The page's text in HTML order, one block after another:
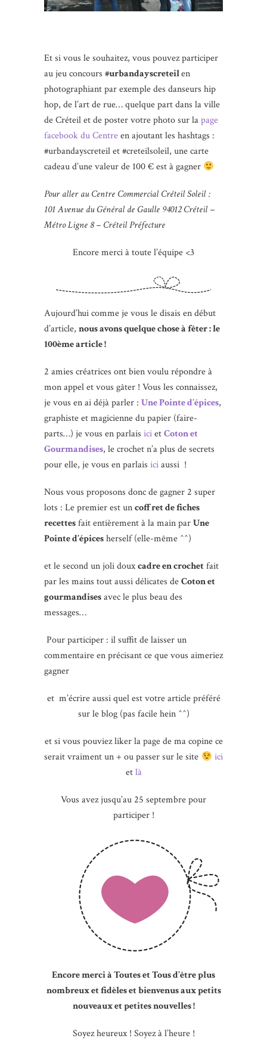
Et si vous le souhaitez, vous pouvez participer
au jeu concours #urbandayscreteilen
photographiant par exemple des danseurs hip
hop, de l’art de rue… quelque part dans la ville
de Créteil et de poster votre photo sur lapage
facebook du Centreen ajoutant les hashtags :
#urbandayscreteil et #creteilsoleil, une carte
cadeau d’une valeur de 100 € est à gagner
Pour aller au Centre Commercial Créteil Soleil :
101 Avenue du Général de Gaulle 94012 Créteil –
Métro Ligne 8 – Créteil Préfecture
Encore merci à toute l’équipe <3
Aujourd’hui comme je vous le disais en début
d’article, nous avons quelque chose à fêter : le
100ème article !
2 amies créatrices ont bien voulu répondre à
mon appel et vous gâter ! Vous les connaissez,
je vous en ai déjà parler : Une Pointe d’épices,
graphiste et magicienne du papier (faire-
parts…) je vous en parlais icietCoton et
Gourmandises, le crochet n’a plus de secrets
pour elle, je vous en parlais iciaussi !
Nous vous proposons donc de gagner 2 super
lots : Le premier est uncoffret de fiches
recettesfait entièrement à la main parUne
Pointe d’épicesherself (elle-même ^^)
et le second un joli douxcadre en crochetfait
par les mains tout aussi délicates deCoton et
gourmandisesavec le plus beau des
messages…
Pour participer : il suffit de laisser un
commentaire en précisant ce que vous aimeriez
gagner
et m’écrire aussi quel est votre article préféré
sur le blog (pas facile hein ^^)
et si vous pouviez liker la page de ma copine ce
serait vraiment un + ou passer sur le site
ici
etlà
Vous avez jusqu’au 25 septembre pour
participer !
Encore merci à Toutes et Tous d’être plus
nombreux et fidèles et bienvenus aux petits
nouveaux et petites nouvelles !
Soyez heureux ! Soyez à l’heure !